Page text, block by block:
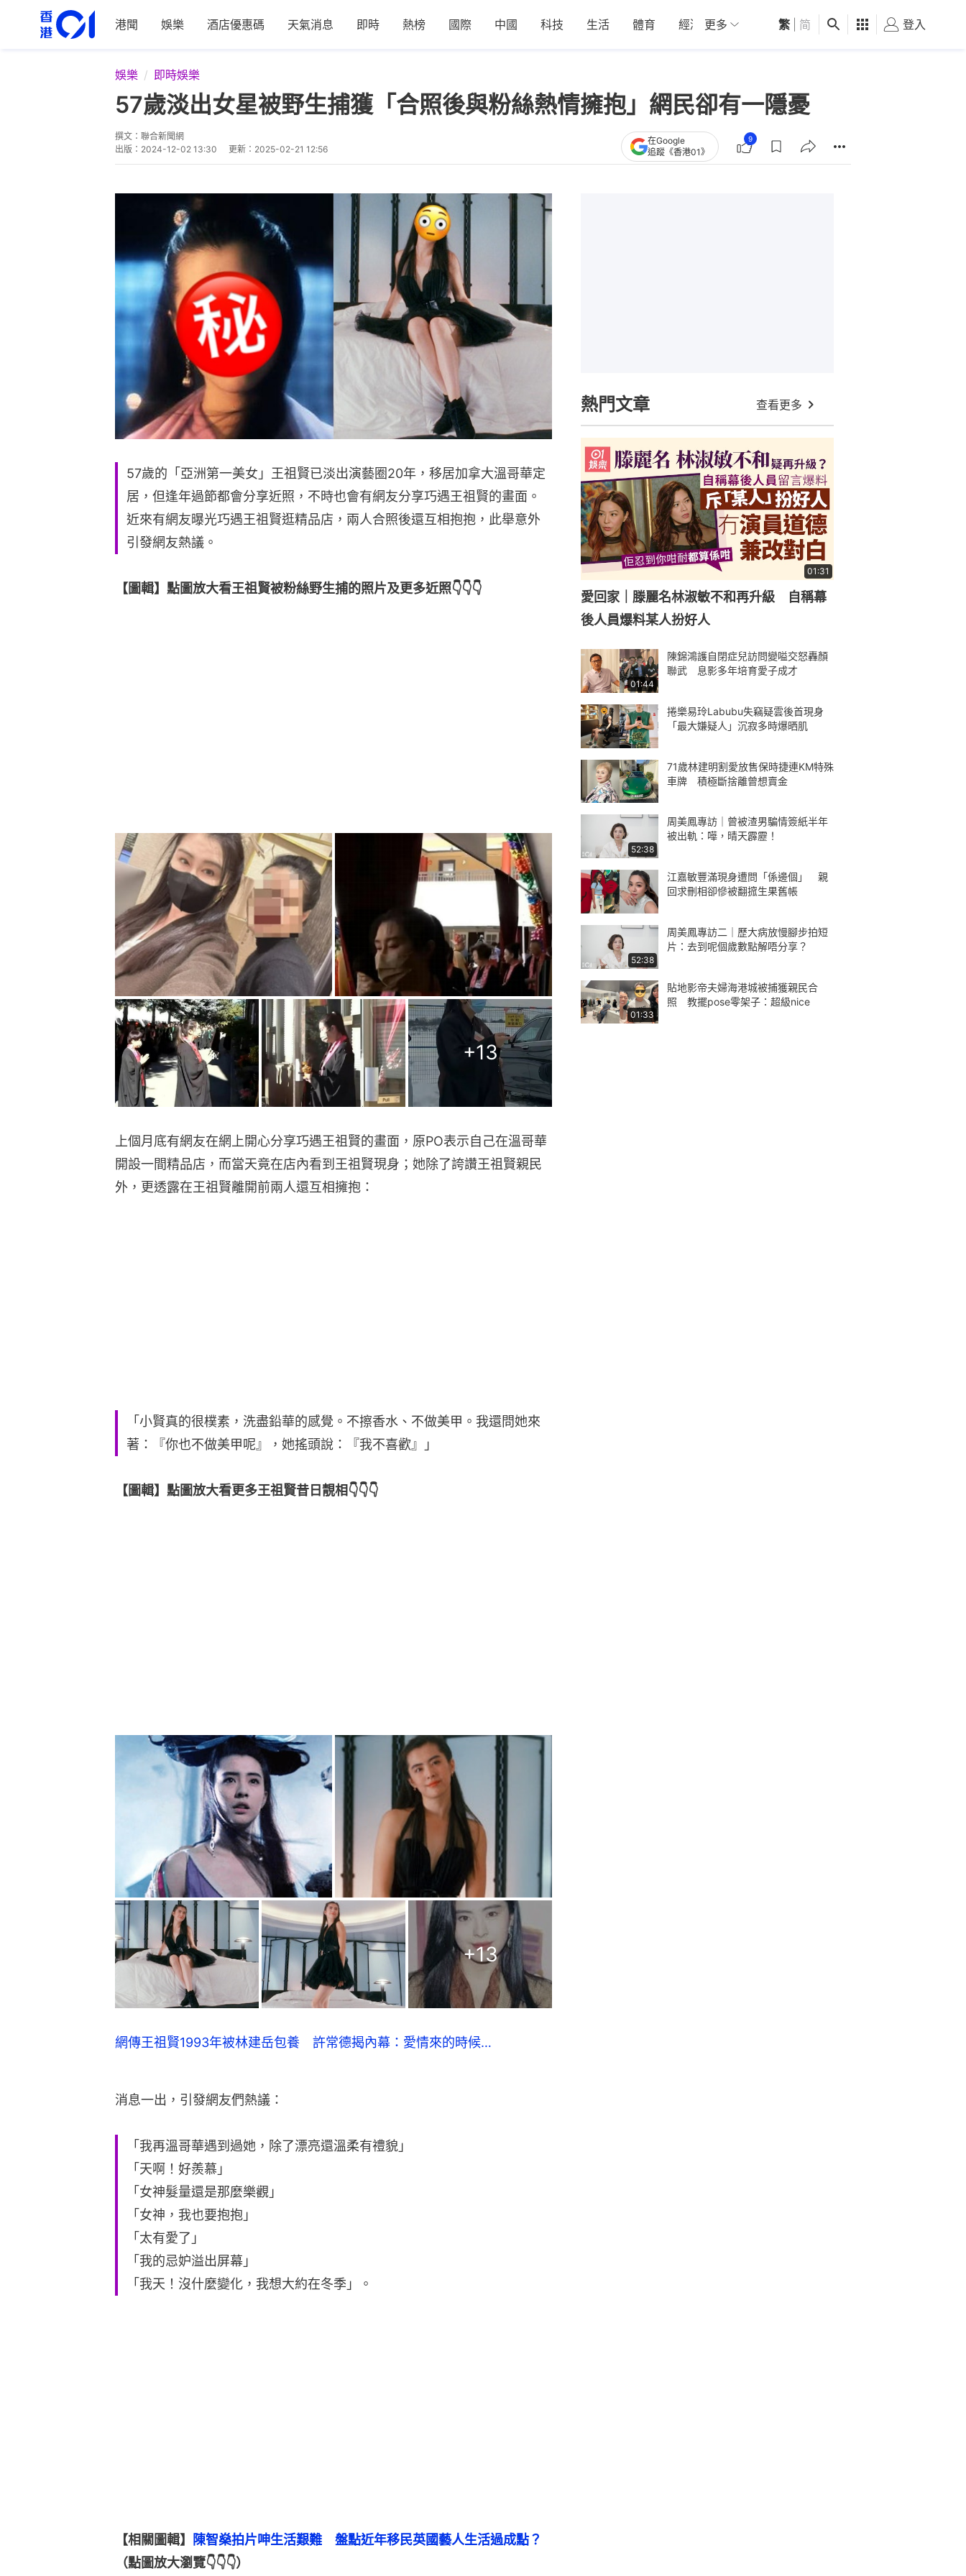
港聞 娛樂 酒店優惠碼 天氣消息 即時 熱榜 國際 中國 科技 生活 體育 經濟 01深圳 觀點 健康 好食玩飛
更多 繁 简 登入
娛樂 即時娛樂
57歲淡出女星被野生捕獲「合照後與粉絲熱情擁抱」網民卻有一隱憂
撰文： 聯合新聞網
出版： 2024-12-02 13:30 更新： 2025-02-21 12:56
在Google
追蹤《香港01》
9
57歲的「亞洲第一美女」王祖賢已淡出演藝圈20年，移居加拿大溫哥華定
居，但逢年過節都會分享近照，不時也會有網友分享巧遇王祖賢的畫面。
近來有網友曝光巧遇王祖賢逛精品店，兩人合照後還互相抱抱，此舉意外
引發網友熱議。
【圖輯】點圖放大看王祖賢被粉絲野生捕的照片及更多近照👇👇👇
+13
上個月底有網友在網上開心分享巧遇王祖賢的畫面，原PO表示自己在溫哥華
開設一間精品店，而當天竟在店內看到王祖賢現身；她除了誇讚王祖賢親民
外，更透露在王祖賢離開前兩人還互相擁抱：
「小賢真的很樸素，洗盡鉛華的感覺。不擦香水、不做美甲。我還問她來
著：『你也不做美甲呢』，她搖頭說：『我不喜歡』」
【圖輯】點圖放大看更多王祖賢昔日靚相👇👇👇
+13
網傳王祖賢1993年被林建岳包養 許常德揭內幕：愛情來的時候…
消息一出，引發網友們熱議：
「我再溫哥華遇到過她，除了漂亮還溫柔有禮貌」
「天啊！好羨慕」
「女神髮量還是那麼樂觀」
「女神，我也要抱抱」
「太有愛了」
「我的忌妒溢出屏幕」
「我天！沒什麼變化，我想大約在冬季」。
【相關圖輯】
（點圖放大瀏覽👇👇👇）
熱門文章 查看更多
01:31
愛回家｜滕麗名林淑敏不和再升級 自稱幕
後人員爆料某人扮好人
01:44
陳錦鴻護自閉症兒訪問變嗌交怒轟顏
聯武 息影多年培育愛子成才
捲樂易玲Labubu失竊疑雲後首現身
「最大嫌疑人」沉寂多時爆晒肌
71歲林建明割愛放售保時捷連KM特殊
車牌 積極斷捨離曾想賣金
52:38
周美鳳專訪｜曾被渣男騙情簽紙半年
被出軌：嘩，晴天霹靂！
江嘉敏豐滿現身遭問「係邊個」 親
回求刪相卻慘被翻搲生果舊帳
52:38
周美鳳專訪二｜歷大病放慢腳步拍短
片：去到呢個歲數點解唔分享？
01:33
貼地影帝夫婦海港城被捕獲親民合
照 教擺pose零架子：超級nice